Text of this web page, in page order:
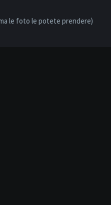
le foto le potete prendere)